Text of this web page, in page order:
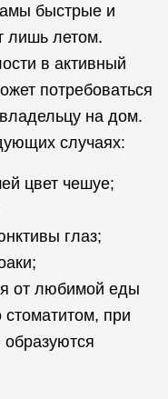
быстрые и
лишь летом.
в активный
потребоваться
на дом.
случаях:
цвет чешуе;
глаз;
от любимой еды
стоматитом, при
образуются